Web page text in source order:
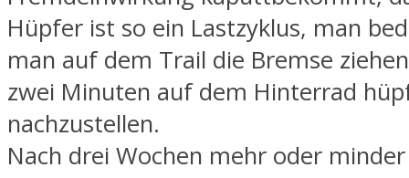
Hüpfer ist so ein Lastzyklus, man
man auf dem Trail die Bremse
zwei Minuten auf dem Hinterrad
nachzustellen.
Nach drei Wochen mehr oder